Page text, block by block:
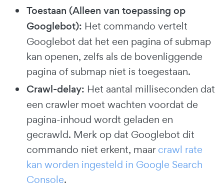
Toestaan (Alleen van toepassing op
Googlebot): Het commando vertelt
Googlebot dat het een pagina of submap
kan openen, zelfs als de bovenliggende
pagina of submap niet is toegestaan.
Crawl-delay: Het aantal milliseconden dat
een crawler moet wachten voordat de
pagina-inhoud wordt geladen en
gecrawld. Merk op dat Googlebot dit
commando niet erkent, maarcrawl rate
kan worden ingesteld in Google Search
Console.